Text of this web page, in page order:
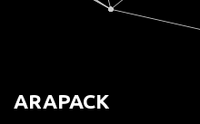
ARAPACK